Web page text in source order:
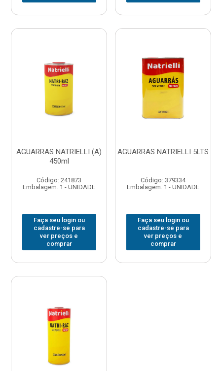
AGUARRAS NATRIELLI (A)
450ml
Código: 241873
Embalagem: 1 - UNIDADE
Faça seu login ou
cadastre-se para
ver preços e
comprar
AGUARRAS NATRIELLI 5LTS
Código: 379334
Embalagem: 1 - UNIDADE
Faça seu login ou
cadastre-se para
ver preços e
comprar